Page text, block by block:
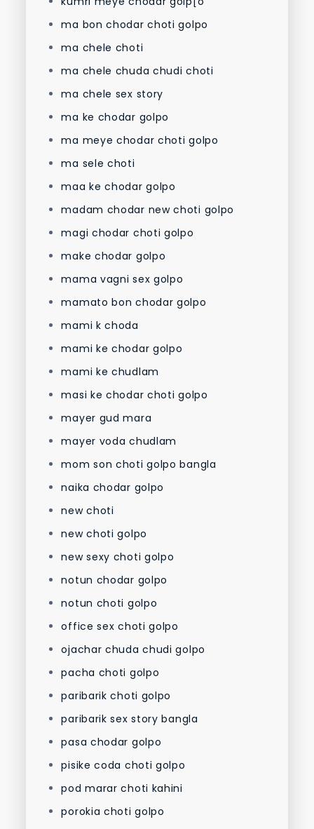
ma bon chodar choti golpo
ma chele choti
ma chele chuda chudi choti
ma chele sex story
ma ke chodar golpo
ma meye chodar choti golpo
ma sele choti
maa ke chodar golpo
madam chodar new choti golpo
magi chodar choti golpo
make chodar golpo
mama vagni sex golpo
mamato bon chodar golpo
mami k choda
mami ke chodar golpo
mami ke chudlam
masi ke chodar choti golpo
mayer gud mara
mayer voda chudlam
mom son choti golpo bangla
naika chodar golpo
new choti
new choti golpo
new sexy choti golpo
notun chodar golpo
notun choti golpo
office sex choti golpo
ojachar chuda chudi golpo
pacha choti golpo
paribarik choti golpo
paribarik sex story bangla
pasa chodar golpo
pisike coda choti golpo
pod marar choti kahini
porokia choti golpo